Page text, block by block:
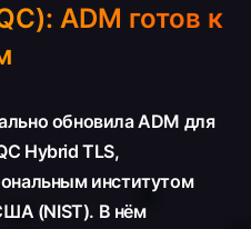
ADM готов к
обновила ADM для
Hybrid TLS,
институтом
(NIST). В нём